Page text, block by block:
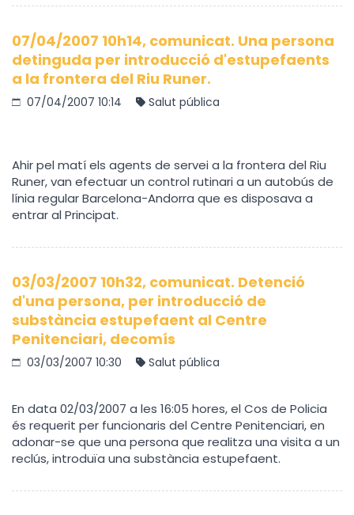
07/04/2007 10h14, comunicat. Una persona
detinguda per introducció d'estupefaents
a la frontera del Riu Runer.
07/04/2007 10:14 Salut pública
Ahir pel matí els agents de servei a la frontera del Riu
Runer, van efectuar un control rutinari a un autobús de
línia regular Barcelona-Andorra que es disposava a
entrar al Principat.
03/03/2007 10h32, comunicat. Detenció
d'una persona, per introducció de
substància estupefaent al Centre
Penitenciari, decomís
03/03/2007 10:30 Salut pública
En data 02/03/2007 a les 16:05 hores, el Cos de Policia
és requerit per funcionaris del Centre Penitenciari, en
adonar-se que una persona que realitza una visita a un
reclús, introduïa una substància estupefaent.